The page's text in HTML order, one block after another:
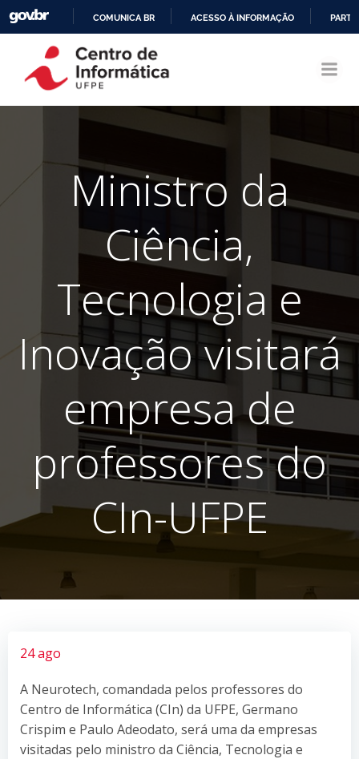
CONTEÚDO
COMUNICA BR ACESSO À INFORMAÇÃO
Ministro da
Ciência,
Tecnologia e
Inovação visitará
empresa de
professores do
CIn-UFPE
24 ago
A Neurotech, comandada pelos professores do
Centro de Informática (CIn) da UFPE, Germano
Crispim e Paulo Adeodato, será uma da empresas
visitadas pelo ministro da Ciência, Tecnologia e